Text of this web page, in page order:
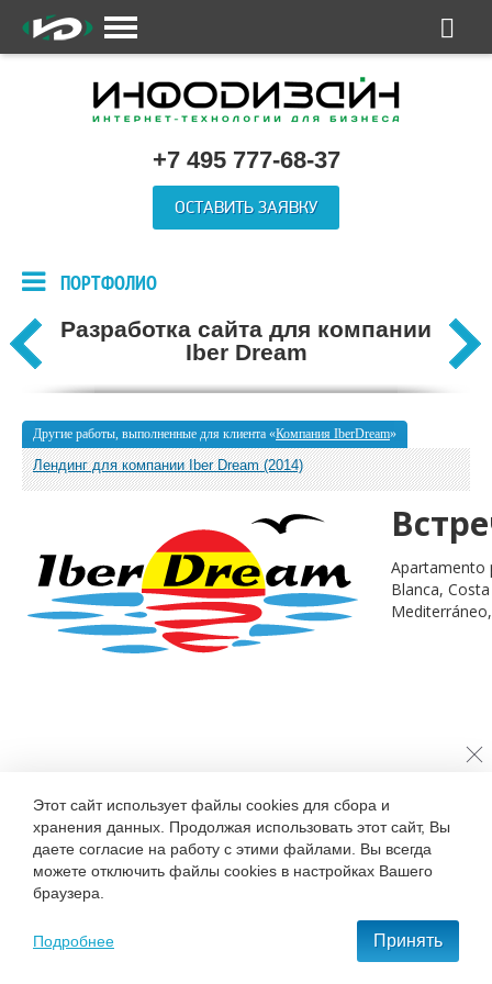
+7 495 777-68-37
ОСТАВИТЬ ЗАЯВКУ
ПОРТФОЛИО
Разработка сайта для компании
Iber Dream
Другие работы, выполненные для клиента «Компания IberDream»
Лендинг для компании Iber Dream (2014)
Apartamento
Blanca,
Этот сайт использует файлы cookies для сбора и
хранения данных. Продолжая использовать этот сайт, Вы
даете согласие на работу с этими файлами. Вы всегда
можете отключить файлы cookies в настройках Вашего
браузера.
Подробнее Принять